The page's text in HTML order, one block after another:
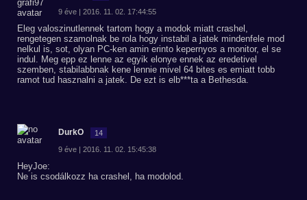
9 éve | 2016. 11. 02. 17:44:55
Eleg valoszinutlennek tartom hogy a modok miatt crashel,
rengetegen szamolnak be rola hogy instabil a jatek mindenfele mod
nelkul is, sot, olyan PC-ken amin erinto kepernyos a monitor, el se
indul. Meg epp ez lenne az egyik elonye ennek az eredetivel
szemben, stabilabbnak kene lennie mivel 64 bites es emiatt tobb
ramot tud hasznalni a jatek. De ezt is elb***ta a Bethesda.
DurkO 14
9 éve | 2016. 11. 02. 15:45:38
HeyJoe:
Ne is csodálkozz ha crashel, ha modolod.